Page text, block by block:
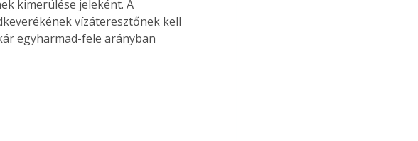
kimerülése jeleként. A
vízáteresztőnek kell
egyharmad-fele arányban